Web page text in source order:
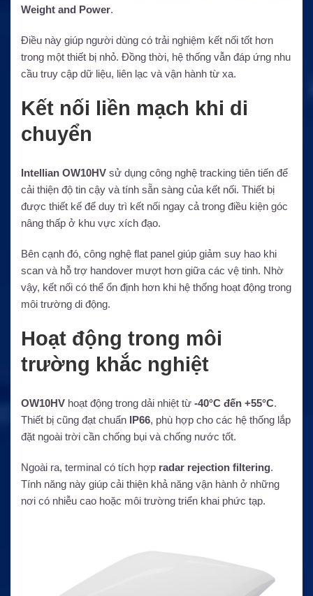
Weight and Power.
Điều này giúp người dùng có trải nghiệm kết nối tốt hơn
trong một thiết bị nhỏ. Đồng thời, hệ thống vẫn đáp ứng nhu
cầu truy cập dữ liệu, liên lạc và vận hành từ xa.
Kết nối liền mạch khi di
chuyển
Intellian OW10HV sử dụng công nghệ tracking tiên tiến để
cải thiện độ tin cậy và tính sẵn sàng của kết nối. Thiết bị
được thiết kế để duy trì kết nối ngay cả trong điều kiện góc
nâng thấp ở khu vực xích đạo.
Bên cạnh đó, công nghệ flat panel giúp giảm suy hao khi
scan và hỗ trợ handover mượt hơn giữa các vệ tinh. Nhờ
vậy, kết nối có thể ổn định hơn khi hệ thống hoạt động trong
môi trường di động.
Hoạt động trong môi
trường khắc nghiệt
OW10HV hoạt động trong dải nhiệt từ -40°C đến +55°C.
Thiết bị cũng đạt chuẩn IP66, phù hợp cho các hệ thống lắp
đặt ngoài trời cần chống bụi và chống nước tốt.
Ngoài ra, terminal có tích hợp radar rejection filtering.
Tính năng này giúp cải thiện khả năng vận hành ở những
nơi có nhiễu cao hoặc môi trường triển khai phức tạp.